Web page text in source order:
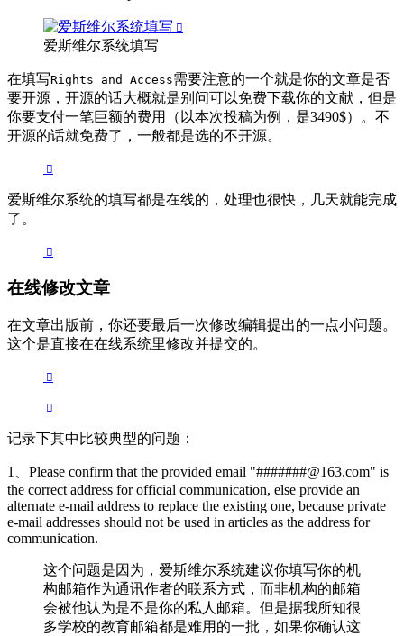
爱斯维尔系统填写
在填写Rights and Access需要注意的一个就是你的文章是否
要开源，开源的话大概就是别问可以免费下载你的文献，但是
你要支付一笔巨额的费用（以本次投稿为例，是3490$）。不
开源的话就免费了，一般都是选的不开源。
爱斯维尔系统的填写都是在线的，处理也很快，几天就能完成
了。
在线修改文章
在文章出版前，你还要最后一次修改编辑提出的一点小问题。
这个是直接在在线系统里修改并提交的。
记录下其中比较典型的问题：
1、Please confirm that the provided email "#######@163.com" is
the correct address for official communication, else provide an
alternate e-mail address to replace the existing one, because private
e-mail addresses should not be used in articles as the address for
communication.
这个问题是因为，爱斯维尔系统建议你填写你的机
构邮箱作为通讯作者的联系方式，而非机构的邮箱
会被他认为是不是你的私人邮箱。但是据我所知很
多学校的教育邮箱都是难用的一批，如果你确认这